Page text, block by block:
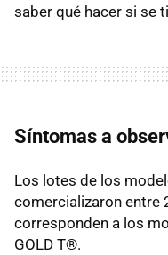
saber qué hacer si se
Síntomas a
Los lotes de los
comercializaron entre
corresponden a los
GOLD T®.